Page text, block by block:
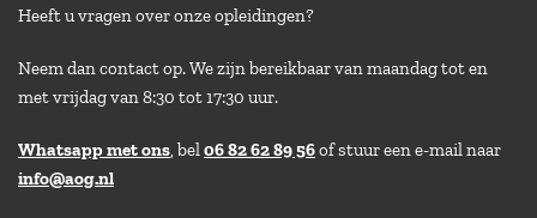
Heeft u vragen over onze opleidingen?
Neem dan contact op. We zijn bereikbaar van maandag tot en
met vrijdag van 8:30 tot 17:30 uur.
Whatsapp met ons, bel06 82 62 89 56of stuur een e-mail naar
info@aog.nl